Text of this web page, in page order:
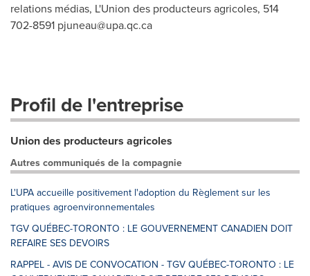
relations médias, L'Union des producteurs agricoles, 514
702-8591 pjuneau@upa.qc.ca
Profil de l'entreprise
Union des producteurs agricoles
Autres communiqués de la compagnie
L'UPA accueille positivement l'adoption du Règlement sur les
pratiques agroenvironnementales
TGV QUÉBEC-TORONTO : LE GOUVERNEMENT CANADIEN DOIT
REFAIRE SES DEVOIRS
RAPPEL - AVIS DE CONVOCATION - TGV QUÉBEC-TORONTO : LE